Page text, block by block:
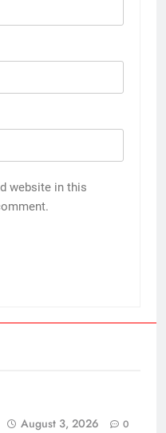
website in this
August 3, 2026 0